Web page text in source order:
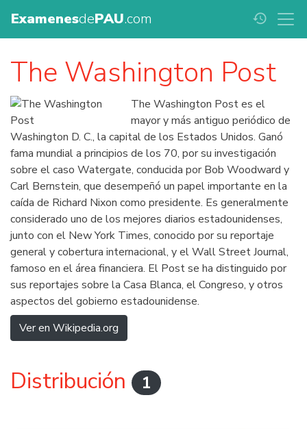
ExamenesdePAU.com history
The Washington Post
The Washington Post es el
mayor y más antiguo periódico de
Washington D. C., la capital de los Estados Unidos. Ganó
fama mundial a principios de los 70, por su investigación
sobre el caso Watergate, conducida por Bob Woodward y
Carl Bernstein, que desempeñó un papel importante en la
caída de Richard Nixon como presidente. Es generalmente
considerado uno de los mejores diarios estadounidenses,
junto con el New York Times, conocido por su reportaje
general y cobertura internacional, y el Wall Street Journal,
famoso en el área financiera. El Post se ha distinguido por
sus reportajes sobre la Casa Blanca, el Congreso, y otros
aspectos del gobierno estadounidense.
Ver en Wikipedia.org
Distribución 1